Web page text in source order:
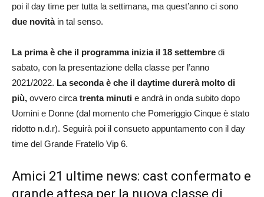
poi il day time per tutta la settimana, ma quest’anno ci sono
due novitàin tal senso.
La prima è che il programma inizia il 18 settembre di
sabato, con la presentazione della classe per l’anno
2021/2022. La seconda è che il daytime durerà molto di
più, ovvero circa trenta minuti e andrà in onda subito dopo
Uomini e Donne (dal momento che Pomeriggio Cinque è stato
ridotto n.d.r). Seguirà poi il consueto appuntamento con il day
time del Grande Fratello Vip 6.
Amici 21 ultime news: cast confermato e
grande attesa per la nuova classe di